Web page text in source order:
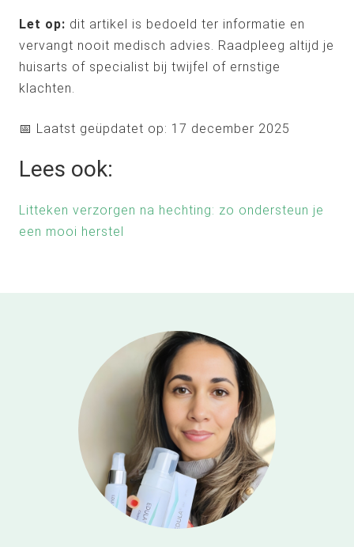
Let op: dit artikel is bedoeld ter informatie en
vervangt nooit medisch advies. Raadpleeg altijd je
huisarts of specialist bij twijfel of ernstige
klachten.
📅 Laatst geüpdatet op: 17 december 2025
Lees ook:
Litteken verzorgen na hechting: zo ondersteun je
een mooi herstel